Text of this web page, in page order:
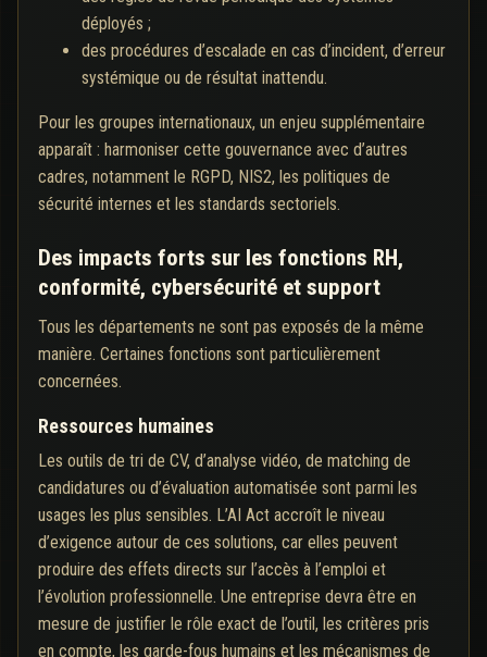
déployés ;
des procédures d’escalade en cas d’incident, d’erreur
systémique ou de résultat inattendu.
Pour les groupes internationaux, un enjeu supplémentaire
apparaît : harmoniser cette gouvernance avec d’autres
cadres, notamment le RGPD, NIS2, les politiques de
sécurité internes et les standards sectoriels.
Des impacts forts sur les fonctions RH,
conformité, cybersécurité et support
Tous les départements ne sont pas exposés de la même
manière. Certaines fonctions sont particulièrement
concernées.
Ressources humaines
Les outils de tri de CV, d’analyse vidéo, de matching de
candidatures ou d’évaluation automatisée sont parmi les
usages les plus sensibles. L’AI Act accroît le niveau
d’exigence autour de ces solutions, car elles peuvent
produire des effets directs sur l’accès à l’emploi et
l’évolution professionnelle. Une entreprise devra être en
mesure de justifier le rôle exact de l’outil, les critères pris
en compte, les garde-fous humains et les mécanismes de